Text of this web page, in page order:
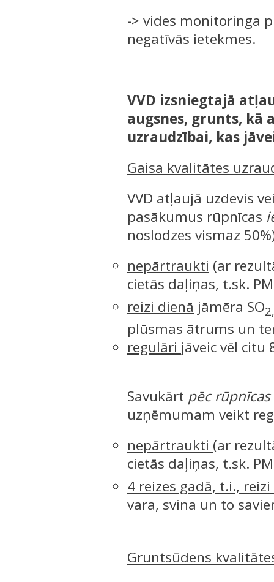
-> vides monitoringa
negatīvās ietekmes.
VVD izsniegtajā
augsnes, grunts, kā
uzraudzībai, kas
Gaisa kvalitātes
VVD atļaujā uzdevis
pasākumus rūpnīcas
noslodzes vismaz
nepārtraukti (ar
cietās daļiņas, t.sk. PM
reizi dienā jāmēra SO
plūsmas ātrums un
regulāri jāveic vēl
Savukārt pēc
uzņēmumam veikt
nepārtraukti (ar
cietās daļiņas, t.sk. PM
4 reizes gadā, t.i.,
vara, svina un to
Gruntsūdens